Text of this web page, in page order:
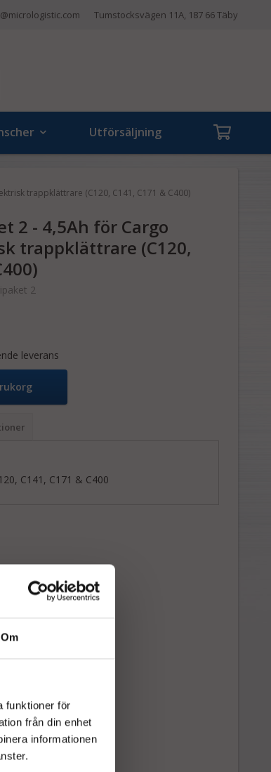
Om
funktioner för
från din enhet
informationen
Tumstocksvägen 11A, 187 66 Täby
Utförsäljning
trappklättrare (C120, C141, C171 & C400)
2 - 4,5Ah för Cargo
trappklättrare (C120,
2
leverans
C141, C171 & C400